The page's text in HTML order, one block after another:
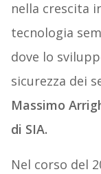
nella crescita
tecnologia
dove lo
sicurezza dei
Massimo
di SIA.
Nel corso del